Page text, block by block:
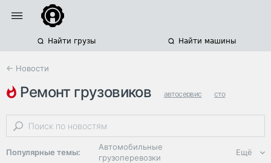
Найти грузы Найти машины
← Новости
ремонт грузовиков автосервис сто
китайские грузовики
Популярные темы:
Автомобильные
грузоперевозки
Ещё